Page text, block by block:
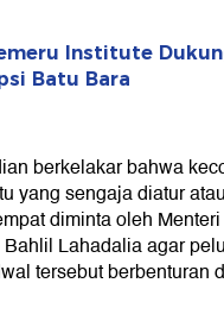
Institute
Batu Bara
berkelakar bahwa
yang sengaja diatur
diminta oleh
Lahadalia agar
tersebut berbenturan